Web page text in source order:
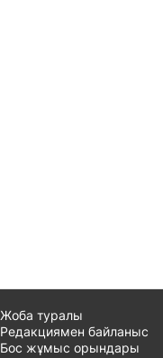
Жоба туралы
Редакциямен байланыс
Бос жұмыс орындары